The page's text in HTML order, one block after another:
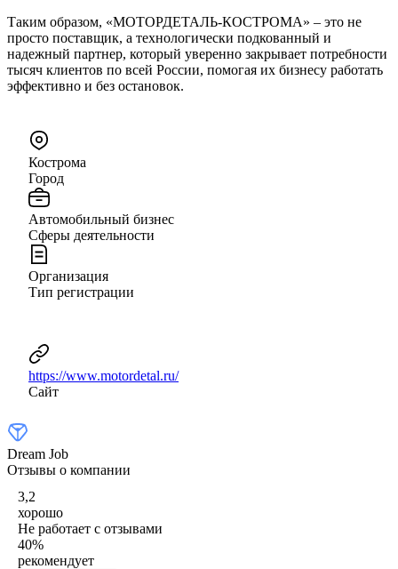
Таким образом, «МОТОРДЕТАЛЬ-КОСТРОМА» – это не
просто поставщик, а технологически подкованный и
надежный партнер, который уверенно закрывает потребности
тысяч клиентов по всей России, помогая их бизнесу работать
эффективно и без остановок.
Кострома
Город
Автомобильный бизнес
Сферы деятельности
Организация
Тип регистрации
https://www.motordetal.ru/
Сайт
Dream Job
Отзывы о компании
3,2
хорошо
Не работает с отзывами
40%
рекомендует